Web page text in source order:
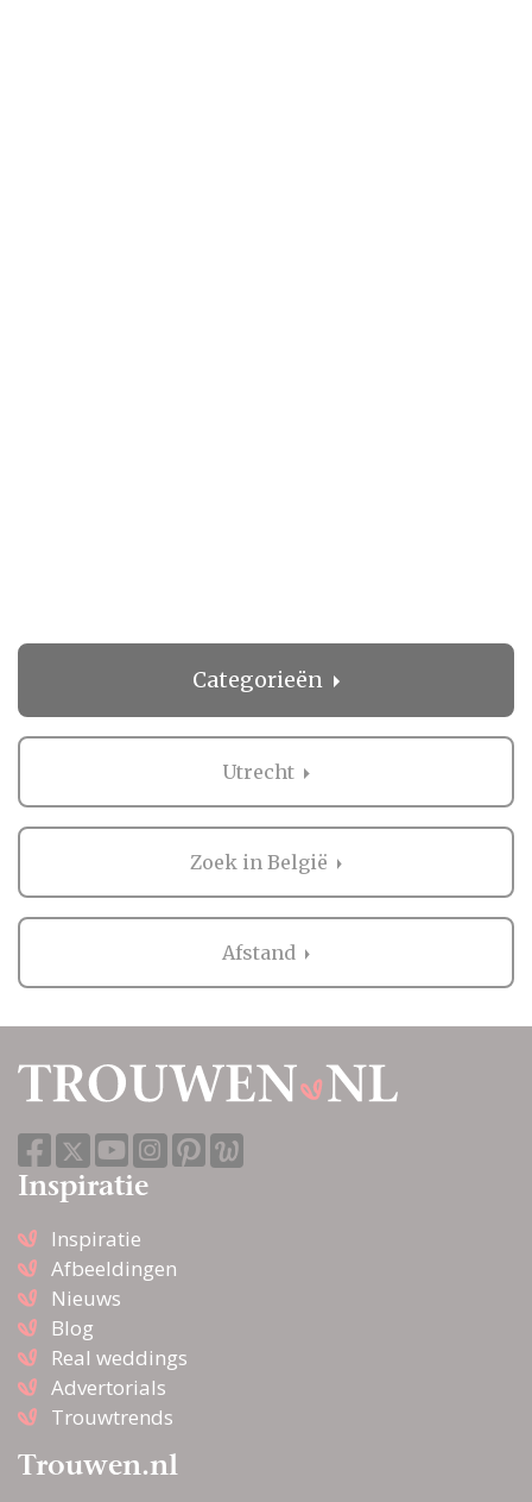
Categorieën
Utrecht
Zoek in België
Afstand
Inspiratie
Inspiratie
Afbeeldingen
Nieuws
Blog
Real weddings
Advertorials
Trouwtrends
Trouwen.nl